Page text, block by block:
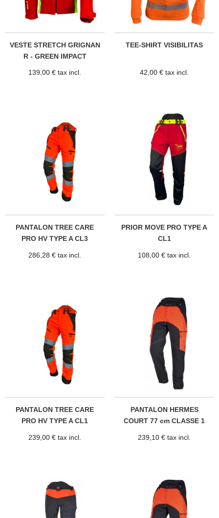
VESTE STRETCH GRIGNAN
R - GREEN IMPACT
139,00 € tax incl.
TEE-SHIRT VISIBILITAS
42,00 € tax incl.
PANTALON TREE CARE
PRO HV TYPE A CL3
286,28 € tax incl.
PRIOR MOVE PRO TYPE A
CL1
108,00 € tax incl.
PANTALON TREE CARE
PRO HV TYPE A CL1
239,00 € tax incl.
PANTALON HERMES
COURT 77 cm CLASSE 1
239,10 € tax incl.